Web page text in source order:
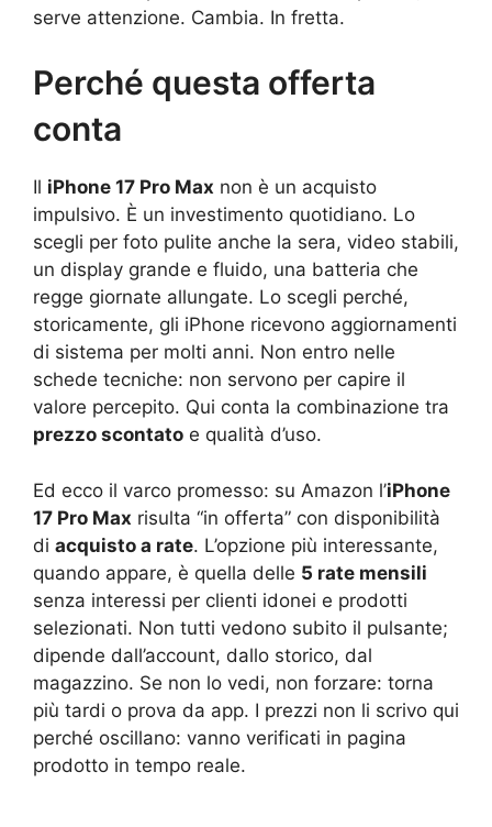
serve attenzione. Cambia. In fretta.
Perché questa offerta
conta
Il iPhone 17 Pro Max non è un acquisto
impulsivo. È un investimento quotidiano. Lo
scegli per foto pulite anche la sera, video stabili,
un display grande e fluido, una batteria che
regge giornate allungate. Lo scegli perché,
storicamente, gli iPhone ricevono aggiornamenti
di sistema per molti anni. Non entro nelle
schede tecniche: non servono per capire il
valore percepito. Qui conta la combinazione tra
prezzo scontato e qualità d’uso.
Ed ecco il varco promesso: su Amazon l’iPhone
17 Pro Max risulta “in offerta” con disponibilità
di acquisto a rate. L’opzione più interessante,
quando appare, è quella delle 5 rate mensili
senza interessi per clienti idonei e prodotti
selezionati. Non tutti vedono subito il pulsante;
dipende dall’account, dallo storico, dal
magazzino. Se non lo vedi, non forzare: torna
più tardi o prova da app. I prezzi non li scrivo qui
perché oscillano: vanno verificati in pagina
prodotto in tempo reale.